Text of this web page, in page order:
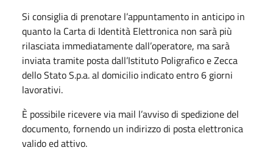
Si consiglia di prenotare l’appuntamento in anticipo in
quanto la Carta di Identità Elettronica non sarà più
rilasciata immediatamente dall’operatore, ma sarà
inviata tramite posta dall’Istituto Poligrafico e Zecca
dello Stato S.p.a. al domicilio indicato entro 6 giorni
lavorativi.
È possibile ricevere via mail l’avviso di spedizione del
documento, fornendo un indirizzo di posta elettronica
valido ed attivo.